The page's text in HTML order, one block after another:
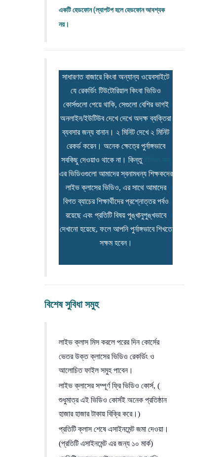
একটি হেডফোন (ল্যাপটপ হলে হেডফোন আবশ্যক
নয়।
সাধারণত বাজারে কিংবা অন্যান্য ওয়েবসাইটে
যে রেকর্ডিং টিউটোরিয়াল কিংবা ভিডিও
কোর্সগুলো পেয়ে থাকি, সেগুলো বেশির ভাগই
অনলাইন/ইউটিউব দেখে দেখে অদক্ষ ব্যক্তিরা
ব্যবসার জন্য বানান। ২ মিনিট দেখে ২ মিনিট
রেকর্ড করেন। অনেক ক্ষেত্রে পুর্নাঙ্গভাবে
সবকিছু দেওয়াও থাকে না। কিন্তু
এর ভিডিওগুলো আমাদের স্বনামধন্য শিক্ষকদের
লাইভ ক্লাসের ভিডিও, এর সাথে আমাদের
বিগত ব্যাচের শিক্ষার্থীদের প্রশ্নোত্তর পর্বও
রয়েছে এবং প্রতিটি বিষয় পুঙ্খানুপুঙ্খভাবে
দেখানো হয়েছে, ফলে আপনি পুর্নাঙ্গভাবে শিখতে
সক্ষম হবেন।
বিশেষ সুবিধা সমুহ
লাইভ ক্লাস মিস করলে পরের দিন কোর্সের
ভেতর উক্ত ক্লাসের ভিডিও রেকর্ডিং ও
আলোচিত ফাইল সমুহ পাবেন।
লাইভ ক্লাসের সম্পূর্ণ ফ্রি ভিডিও কোর্স, (
শুধুমাত্র এই ভিডিও কোর্সই অনেক প্রতিষ্ঠান
হাজার হাজার টাকায় বিক্রি করে।)
প্রতিটি ক্লাস শেষে এসাইনমেন্ট জমা দেওয়া।
(প্রতিটি এসাইনমেন্ট এর জন্য ১০ মার্ক)